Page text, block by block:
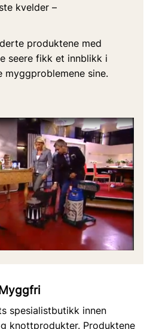
kvelder –
produktene med
seere fikk et innblikk i
myggproblemene sine.
spesialistbutikk innen
knottprodukter. Produktene